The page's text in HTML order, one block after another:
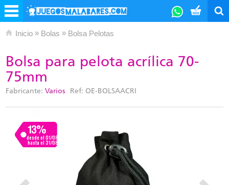
Inicio » Bolas » Bolsa Pelotas
Bolsa para pelota acrílica 70-
75mm
Fabricante: Varios Ref: OE-BOLSAACRI
13%
desde el 01/08
hasta el 31/08